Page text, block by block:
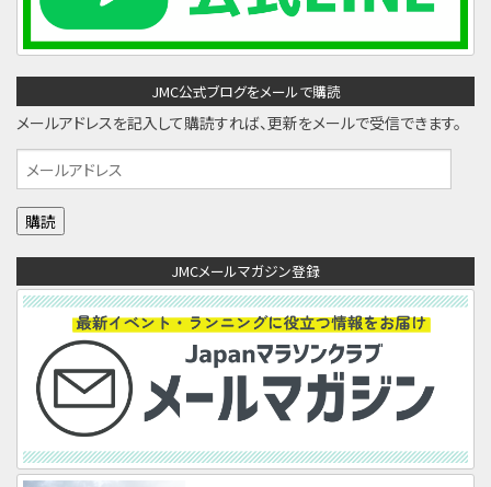
JMC公式ブログをメールで購読
メールアドレスを記入して購読すれば、更新をメールで受信できます。
メ
ー
ル
レ
JMCメールマガジン登録